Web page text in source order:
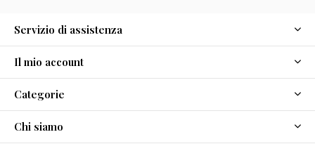
Servizio di assistenza
Il mio account
Categorie
Chi siamo